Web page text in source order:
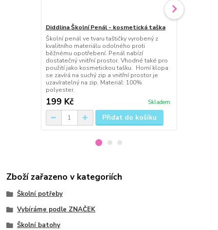
Diddlina Školní Penál - kosmetická taška
Školní penál ve tvaru taštičky vyrobený z
kvalitního materiálu odolného proti
běžnému opotřebení. Penál nabízí
dostatečný vnitřní prostor. Vhodné také pro
použití jako kosmetickou tašku. Horní klopa
se zavírá na suchý zip a vnitřní prostor je
uzavíratelný na zip. Materiál: 100%
polyester.
199 Kč Skladem
Přidat do košíku
Zboží zařazeno v kategoriích
Školní potřeby
Vybíráme podle ZNAČEK
Školní batohy